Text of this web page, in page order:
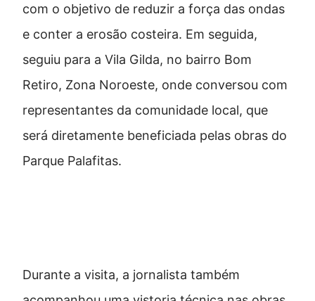
com o objetivo de reduzir a força das ondas
e conter a erosão costeira. Em seguida,
seguiu para a Vila Gilda, no bairro Bom
Retiro, Zona Noroeste, onde conversou com
representantes da comunidade local, que
será diretamente beneficiada pelas obras do
Parque Palafitas.
Durante a visita, a jornalista também